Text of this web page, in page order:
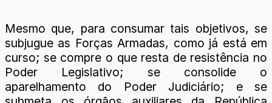
Mesmo que, para consumar tais objetivos, se
subjugue as Forças Armadas, como já está em
curso; se compre o que resta de resistência no
Poder Legislativo; se consolide o
aparelhamento do Poder Judiciário; e se